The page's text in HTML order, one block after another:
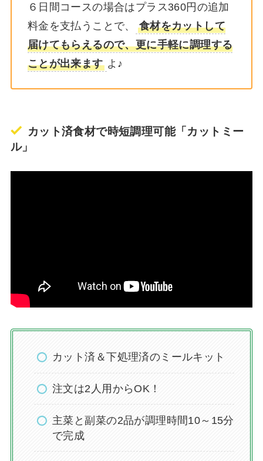
６日間コースの場合はプラス360円の追加
料金を支払うことで、
食材をカットして
届けてもらえるので、更に手軽に調理する
ことが出来ます よ♪
カット済食材で時短調理可能「カットミー
ル」
カット済＆下処理済のミールキット
注文は2人用からOK！
主菜と副菜の2品が調理時間10～15分
で完成